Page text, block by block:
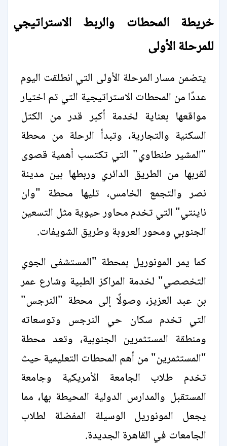
خريطة المحطات والربط الاستراتيجي
للمرحلة الأولى
يتضمن مسار المرحلة الأولى التي انطلقت اليوم
عددًا من المحطات الاستراتيجية التي تم اختيار
مواقعها بعناية لخدمة أكبر قدر من الكتل
السكنية والتجارية، وتبدأ الرحلة من محطة
"المشير طنطاوي" التي تكتسب أهمية قصوى
لقربها من الطريق الدائري وربطها بين مدينة
نصر والتجمع الخامس، تليها محطة "وان
ناينتي" التي تخدم محاور حيوية مثل التسعين
الجنوبي ومحور العروبة وطريق الشويفات.
كما يمر المونوريل بمحطة "المستشفى الجوي
التخصصي" لخدمة المراكز الطبية وشارع عمر
بن عبد العزيز، وصولًا إلى محطة "النرجس"
التي تخدم سكان حي النرجس وتوسعاته
ومنطقة المستثمرين الجنوبية، وتعد محطة
"المستثمرين" من أهم المحطات التعليمية حيث
تخدم طلاب الجامعة الأمريكية وجامعة
المستقبل والمدارس الدولية المحيطة بها، مما
يجعل المونوريل الوسيلة المفضلة لطلاب
الجامعات في القاهرة الجديدة.